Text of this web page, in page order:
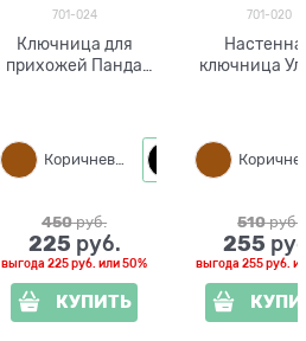
701-024
Ключница для
прихожей Панда
Коричневый Черный
450 руб.
225 руб.
выгода225 руб. или50%
КУПИТЬ
701-020
ключница
510 руб.
255
выгода255 руб.